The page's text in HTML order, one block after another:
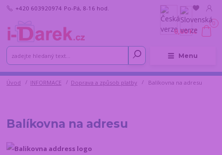
Menu
+420 603920974 Po-Pá, 8-16 hod.
0
0,00 Kč
Úvod INFORMACE Doprava a způsob platby Balíkovna na adresu
Balíkovna na adresu